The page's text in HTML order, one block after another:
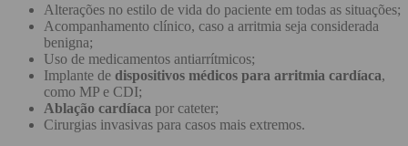
Alterações no estilo de vida do paciente em todas as situações;
Acompanhamento clínico, caso a arritmia seja considerada
benigna;
Uso de medicamentos antiarrítmicos;
Implante de dispositivos médicos para arritmia cardíaca,
como MP e CDI;
Ablação cardíaca por cateter;
Cirurgias invasivas para casos mais extremos.